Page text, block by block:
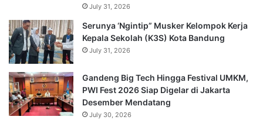
July 31, 2026
Serunya ‘Ngintip” Musker Kelompok Kerja
Kepala Sekolah (K3S) Kota Bandung
July 31, 2026
Gandeng Big Tech Hingga Festival UMKM,
PWI Fest 2026 Siap Digelar di Jakarta
Desember Mendatang
July 30, 2026